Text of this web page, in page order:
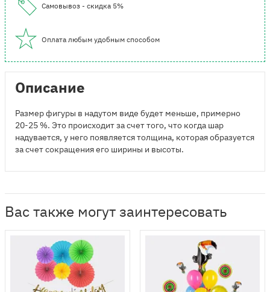
Самовывоз - скидка 5%
Оплата любым удобным способом
Описание
Размер фигуры в надутом виде будет меньше, примерно
20-25 %. Это происходит за счет того, что когда шар
надувается, у него появляется толщина, которая образуется
за счет сокращения его ширины и высоты.
Вас также могут заинтересовать